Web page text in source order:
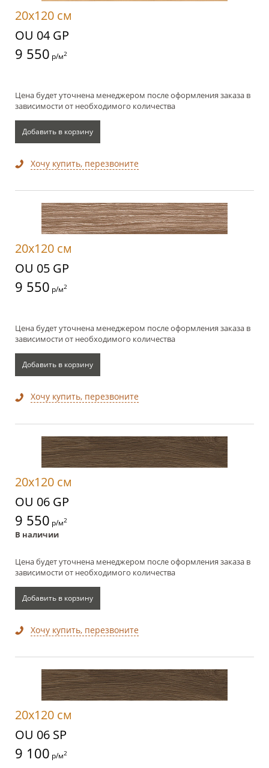
20x120 см
OU 04 GP
9 550 р/м2
Цена будет уточнена менеджером после оформления заказа в
зависимости от необходимого количества
Добавить в корзину
Хочу купить, перезвоните
20x120 см
OU 05 GP
9 550 р/м2
Цена будет уточнена менеджером после оформления заказа в
зависимости от необходимого количества
Добавить в корзину
Хочу купить, перезвоните
20x120 см
OU 06 GP
9 550 р/м2
В наличии
Цена будет уточнена менеджером после оформления заказа в
зависимости от необходимого количества
Добавить в корзину
Хочу купить, перезвоните
20x120 см
OU 06 SP
9 100 р/м2